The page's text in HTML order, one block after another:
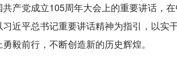
党成立105周年大会上的重要讲话，
近平总书记重要讲话精神为指引，以实
毅前行，不断创造新的历史辉煌。